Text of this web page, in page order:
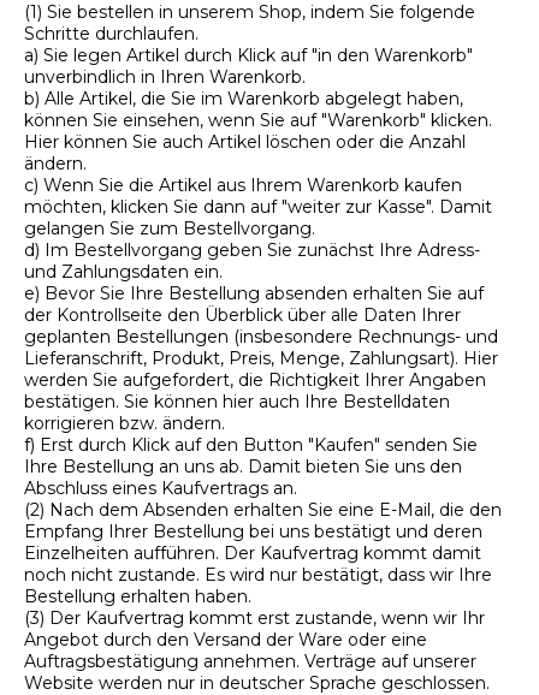
(1) Sie bestellen in unserem Shop, indem Sie folgende
Schritte durchlaufen.
a) Sie legen Artikel durch Klick auf "in den Warenkorb"
unverbindlich in Ihren Warenkorb.
b) Alle Artikel, die Sie im Warenkorb abgelegt haben,
können Sie einsehen, wenn Sie auf "Warenkorb" klicken.
Hier können Sie auch Artikel löschen oder die Anzahl
ändern.
c) Wenn Sie die Artikel aus Ihrem Warenkorb kaufen
möchten, klicken Sie dann auf "weiter zur Kasse". Damit
gelangen Sie zum Bestellvorgang.
d) Im Bestellvorgang geben Sie zunächst Ihre Adress-
und Zahlungsdaten ein.
e) Bevor Sie Ihre Bestellung absenden erhalten Sie auf
der Kontrollseite den Überblick über alle Daten Ihrer
geplanten Bestellungen (insbesondere Rechnungs- und
Lieferanschrift, Produkt, Preis, Menge, Zahlungsart). Hier
werden Sie aufgefordert, die Richtigkeit Ihrer Angaben
bestätigen. Sie können hier auch Ihre Bestelldaten
korrigieren bzw. ändern.
f) Erst durch Klick auf den Button "Kaufen" senden Sie
Ihre Bestellung an uns ab. Damit bieten Sie uns den
Abschluss eines Kaufvertrags an.
(2) Nach dem Absenden erhalten Sie eine E-Mail, die den
Empfang Ihrer Bestellung bei uns bestätigt und deren
Einzelheiten aufführen. Der Kaufvertrag kommt damit
noch nicht zustande. Es wird nur bestätigt, dass wir Ihre
Bestellung erhalten haben.
(3) Der Kaufvertrag kommt erst zustande, wenn wir Ihr
Angebot durch den Versand der Ware oder eine
Auftragsbestätigung annehmen. Verträge auf unserer
Website werden nur in deutscher Sprache geschlossen.